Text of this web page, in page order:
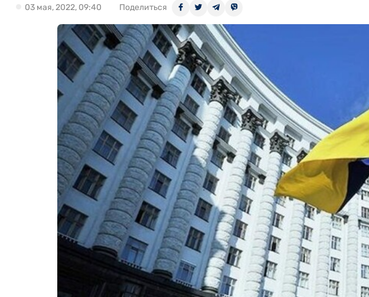
03 мая, 2022, 09:40 Поделиться